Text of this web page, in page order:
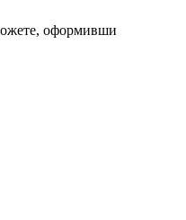
оформивши